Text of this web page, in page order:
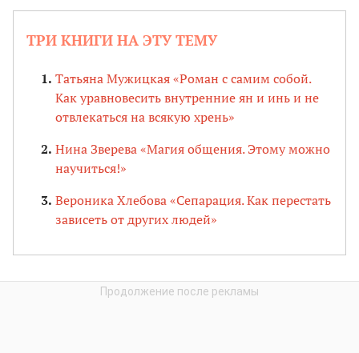
ТРИ КНИГИ НА ЭТУ ТЕМУ
Татьяна Мужицкая «Роман с самим собой.
Как уравновесить внутренние ян и инь и не
отвлекаться на всякую хрень»
Нина Зверева «Магия общения. Этому можно
научиться!»
Вероника Хлебова «Сепарация. Как перестать
зависеть от других людей»